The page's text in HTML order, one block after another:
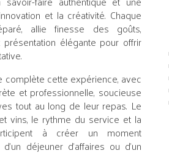
et la créativité. Chaque
allie finesse des goûts,
élégante pour offrir
complète cette expérience, avec
et professionnelle, soucieuse
tout au long de leur repas. Le
vins, le rythme du service et la
à créer un moment
déjeuner d’affaires ou d’un